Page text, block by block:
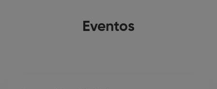
Eventos